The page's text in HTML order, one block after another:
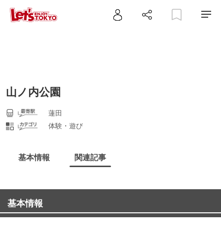
山ノ内公園
蓮田
体験・遊び
基本情報 関連記事
基本情報